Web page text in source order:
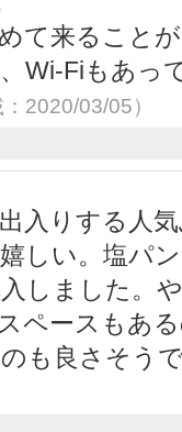
て来ること
Wi-Fiもあっ
2020/03/05）
入りする人
しい。塩パ
しました。
ペースもあ
も良さそう